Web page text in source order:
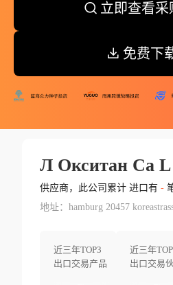
立即查看
免费下
供应商，此公司累计 进口有 -
地址：hamburg 20457
近三年TOP3
出口交易产品
近三年
出口交易